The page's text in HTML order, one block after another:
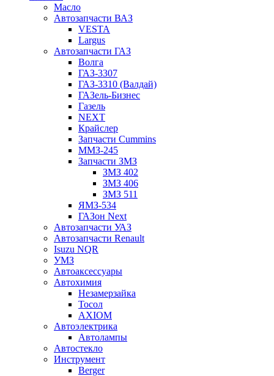
Масло
Автозапчасти ВАЗ
VESTA
Largus
Автозапчасти ГАЗ
Волга
ГАЗ-3307
ГАЗ-3310 (Валдай)
ГАЗель-Бизнес
Газель
NEXT
Крайслер
Запчасти Cummins
ММЗ-245
Запчасти ЗМЗ
ЗМЗ 402
ЗМЗ 406
ЗМЗ 511
ЯМЗ-534
ГАЗон Next
Автозапчасти УАЗ
Автозапчасти Renault
Isuzu NQR
УМЗ
Автоаксессуары
Автохимия
Незамерзайка
Тосол
AXIOM
Автоэлектрика
Автолампы
Автостекло
Инструмент
Berger